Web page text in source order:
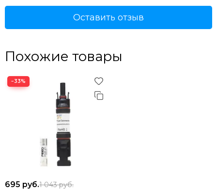
Оставить отзыв
Похожие товары
−33%
695 руб.1 043руб.